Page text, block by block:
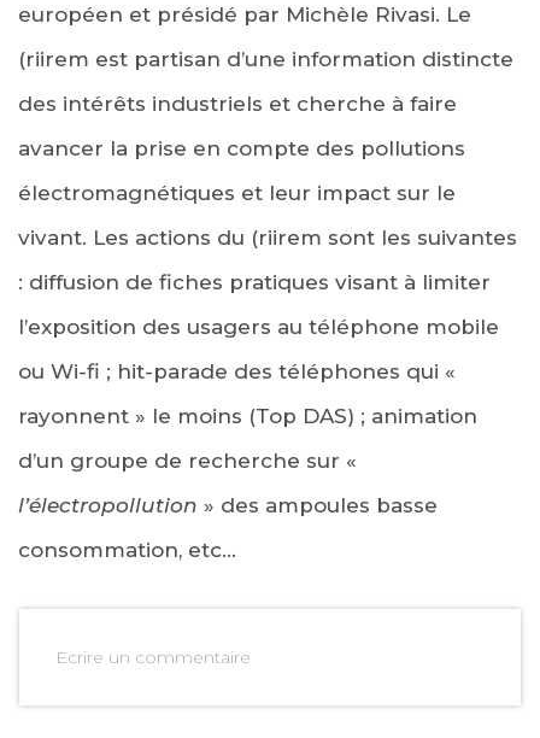
européen et présidé par Michèle Rivasi. Le
(riirem est partisan d’une information distincte
des intérêts industriels et cherche à faire
avancer la prise en compte des pollutions
électromagnétiques et leur impact sur le
vivant. Les actions du (riirem sont les suivantes
: diffusion de fiches pratiques visant à limiter
l’exposition des usagers au téléphone mobile
ou Wi-fi ; hit-parade des téléphones qui «
rayonnent » le moins (Top DAS) ; animation
d’un groupe de recherche sur «
l’électropollution » des ampoules basse
consommation, etc…
Ecrire un commentaire